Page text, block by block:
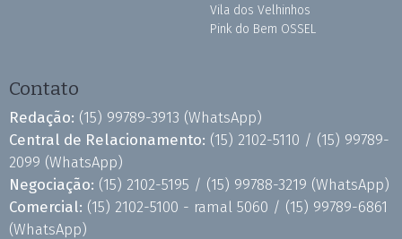
Vila dos Velhinhos
Pink do Bem OSSEL
Contato
Redação: (15) 99789-3913 (WhatsApp)
Central de Relacionamento: (15) 2102-5110 / (15) 99789-
2099 (WhatsApp)
Negociação: (15) 2102-5195 / (15) 99788-3219 (WhatsApp)
Comercial: (15) 2102-5100 - ramal 5060 / (15) 99789-6861
(WhatsApp)